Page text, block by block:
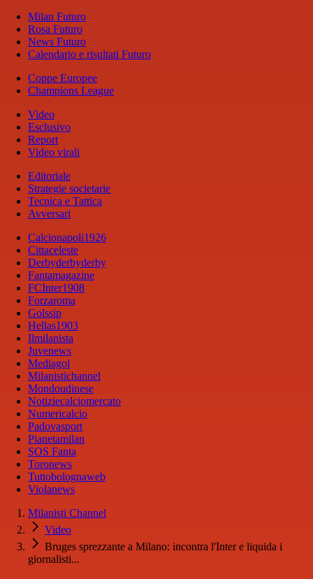
Milan Futuro
Rosa Futuro
News Futuro
Calendario e risultati Futuro
Coppe Europee
Champions League
Video
Esclusivo
Report
Video virali
Editoriale
Strategie societarie
Tecnica e Tattica
Avversari
Calcionapoli1926
Cittaceleste
Derbyderbyderby
Fantamagazine
FCInter1908
Forzaroma
Golssip
Hellas1903
Ilmilanista
Juvenews
Mediagol
Milanistichannel
Mondoudinese
Notiziecalciomercato
Numericalcio
Padovasport
Pianetamilan
SOS Fanta
Toronews
Tuttobolognaweb
Violanews
Milanisti Channel
Video
Bruges sprezzante a Milano: incontra l'Inter e liquida i
giornalisti...